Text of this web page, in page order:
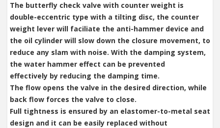
The butterfly check valve with counter weight is
double-eccentric type with a tilting disc, the counter
weight lever will faciliate the anti-hammer device and
the oil cylinder will slow down the closure movement, to
reduce any slam with noise. With the damping system,
the water hammer effect can be prevented
effectively by reducing the damping time.
The flow opens the valve in the desired direction, while
back flow forces the valve to close.
Full tightness is ensured by an elastomer-to-metal seat
design and it can be easily replaced without